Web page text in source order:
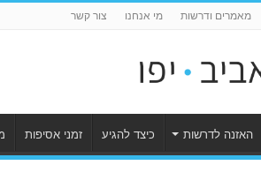
מאמרים ודרשות מי אנחנו צור קשר
האזנה לדרשות כיצד להגיע זמני אסיפות